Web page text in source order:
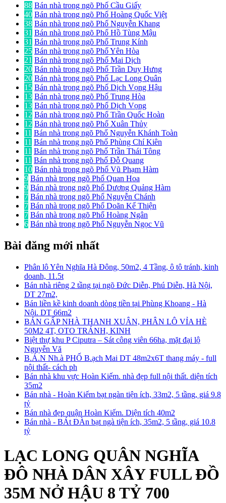
88 Bán nhà trong ngõ Phố Cầu Giấy
40 Bán nhà trong ngõ Phố Hoàng Quốc Việt
38 Bán nhà trong ngõ Phố Nguyễn Khang
31 Bán nhà trong ngõ Phố Hồ Tùng Mậu
31 Bán nhà trong ngõ Phố Trung Kính
25 Bán nhà trong ngõ Phố Yên Hòa
21 Bán nhà trong ngõ Phố Mai Dịch
20 Bán nhà trong ngõ Phố Trần Duy Hưng
20 Bán nhà trong ngõ Phố Lạc Long Quân
15 Bán nhà trong ngõ Phố Dịch Vọng Hậu
13 Bán nhà trong ngõ Phố Trung Hòa
13 Bán nhà trong ngõ Phố Dịch Vọng
12 Bán nhà trong ngõ Phố Trần Quốc Hoàn
12 Bán nhà trong ngõ Phố Xuân Thủy
11 Bán nhà trong ngõ Phố Nguyễn Khánh Toàn
11 Bán nhà trong ngõ Phố Phùng Chí Kiên
11 Bán nhà trong ngõ Phố Trần Thái Tông
11 Bán nhà trong ngõ Phố Đỗ Quang
10 Bán nhà trong ngõ Phố Vũ Phạm Hàm
9 Bán nhà trong ngõ Phố Quan Hoa
9 Bán nhà trong ngõ Phố Dương Quảng Hàm
7 Bán nhà trong ngõ Phố Nguyễn Chánh
7 Bán nhà trong ngõ Phố Doãn Kế Thiện
7 Bán nhà trong ngõ Phố Hoàng Ngân
6 Bán nhà trong ngõ Phố Nguyễn Ngọc Vũ
Bài đăng mới nhất
Phân lô Yên Nghĩa Hà Đông, 50m2, 4 Tầng, ô tô tránh, kinh
doanh, 11.5t
Bán nhà riêng 2 tầng tại ngõ Đức Diễn, Phú Diễn, Hà Nội,
DT 27m2,
Bán liền kề kinh doanh dòng tiền tại Phùng Khoang - Hà
Nội. DT 66m2
BÁN GẤP NHÀ THANH XUÂN, PHÂN LÔ VỈA HÈ
50M2 4T, OTO TRÁNH, KINH
Biệt thự khu P Ciputra – Sát công viên 66ha, mặt đại lộ
Nguyễn Vă
B.Á.N Nh.à PHỐ B.ạch Mai DT 48m2x6T thang máy - full
nội thất- cách ph
Bán nhà khu vực Hoàn Kiếm. nhà đẹp full nội thất. diện tích
35m2
Bán nhà - Hoàn Kiếm bạt ngàn tiện ích, 33m2, 5 tầng, giá 9.8
tỷ
Bán nhà đẹp quận Hoàn Kiếm. Diện tích 40m2
Bán nhà - BÁt ĐÀn bạt ngà tiện ích, 35m2, 5 tầng, giá 10.8
tỷ
LẠC LONG QUÂN NGHĨA
ĐÔ NHÀ DÂN XÂY FULL ĐỒ
35M NỞ HẬU 8 TỶ 700